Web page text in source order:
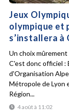
Jeux
olympique et
s’installera
4 août à 11:02
Un choix
C'est donc officiel :
d'Organisation
Métropole de Lyon
Région...